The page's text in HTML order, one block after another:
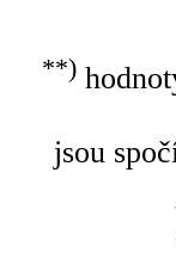
**)
jsou